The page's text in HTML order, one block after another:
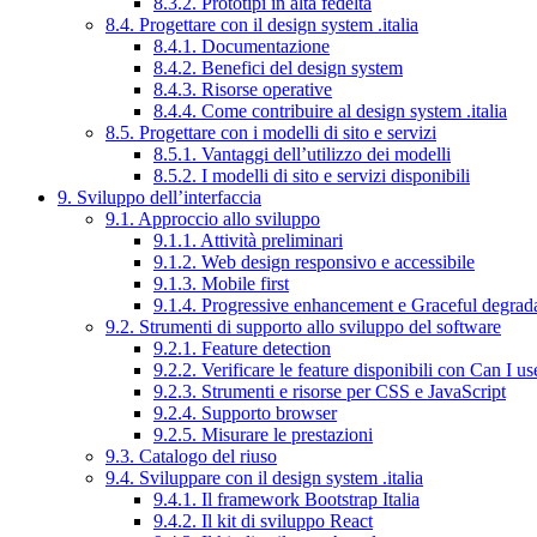
8.4. Progettare con il design system .italia
8.4.1. Documentazione
8.4.2. Benefici del design system
8.4.3. Risorse operative
8.4.4. Come contribuire al design system .italia
8.5. Progettare con i modelli di sito e servizi
8.5.1. Vantaggi dell’utilizzo dei modelli
8.5.2. I modelli di sito e servizi disponibili
9. Sviluppo dell’interfaccia
9.1. Approccio allo sviluppo
9.1.1. Attività preliminari
9.1.2. Web design responsivo e accessibile
9.1.3. Mobile first
9.1.4. Progressive enhancement e Graceful
9.2. Strumenti di supporto allo sviluppo del software
9.2.1. Feature detection
9.2.2. Verificare le feature disponibili con Can I
9.2.3. Strumenti e risorse per CSS e JavaScript
9.2.4. Supporto browser
9.2.5. Misurare le prestazioni
9.3. Catalogo del riuso
9.4. Sviluppare con il design system .italia
9.4.1. Il framework Bootstrap Italia
9.4.2. Il kit di sviluppo React